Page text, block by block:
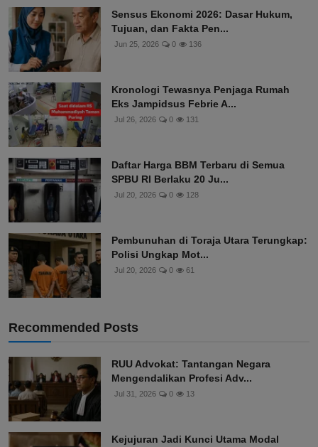
Sensus Ekonomi 2026: Dasar Hukum,
Tujuan, dan Fakta Pen...
Jun 25, 2026 0 136
Kronologi Tewasnya Penjaga Rumah
Eks Jampidsus Febrie A...
Jul 26, 2026 0 131
Daftar Harga BBM Terbaru di Semua
SPBU RI Berlaku 20 Ju...
Jul 20, 2026 0 128
Pembunuhan di Toraja Utara Terungkap:
Polisi Ungkap Mot...
Jul 20, 2026 0 61
Recommended Posts
RUU Advokat: Tantangan Negara
Mengendalikan Profesi Adv...
Jul 31, 2026 0 13
Kejujuran Jadi Kunci Utama Modal